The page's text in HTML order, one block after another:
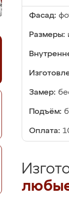
Фасад:
Размеры:
Замер:
Подъём:
Оплата: